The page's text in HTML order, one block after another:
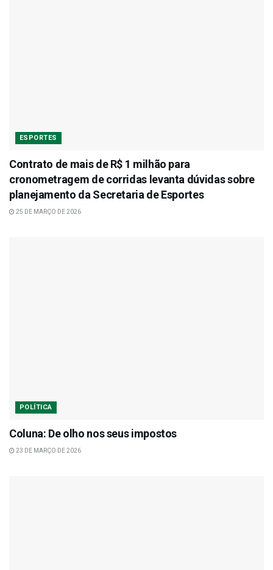
ESPORTES
Contrato de mais de R$ 1 milhão para
cronometragem de corridas levanta dúvidas sobre
planejamento da Secretaria de Esportes
25 DE MARÇO DE 2026
POLÍTICA
Coluna: De olho nos seus impostos
23 DE MARÇO DE 2026